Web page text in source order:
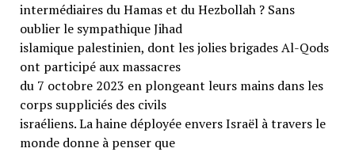
intermédiaires du Hamas et du Hezbollah ? Sans
oublier le sympathique Jihad
islamique palestinien, dont les jolies brigades Al-Qods
ont participé aux massacres
du 7 octobre 2023 en plongeant leurs mains dans les
corps suppliciés des civils
israéliens. La haine déployée envers Israël à travers le
monde donne à penser que